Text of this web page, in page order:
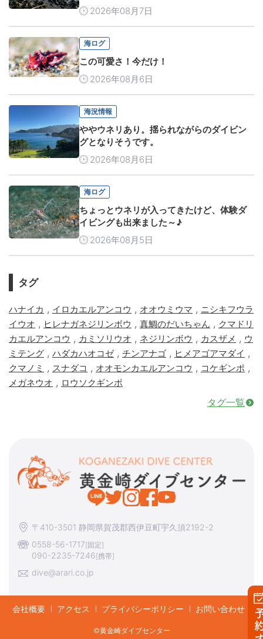
2026年08月7日
海ログ
この可愛さ！今だけ！
2026年08月6日
海況情報
ややウネリあり。揺られながらのダイビン
グとなりそうです。
2026年08月6日
海ログ
ちょっとウネリが入ってきたけど、体験ダ
イビングも出来ました～♪
2026年08月5日
タグ
ハナイカ , イロカエルアンコウ , オオウミウマ , ニシキフウラ
イウオ , ヒレナガネジリンボウ , 真鯛のだいちゃん , クマドリ
カエルアンコウ , カミソリウオ , ネジリンボウ , カスザメ , ウ
ミテング , ハダカハオコゼ, チンアナゴ , ヒメアゴアマダイ ,
クマノミ , スナダコ , オオモンカエルアンコウ , コケギンポ ,
メガネウオ , ロウソクギンポ
タグ一覧
〒410-3501 静岡県賀茂郡西伊豆町宇久須2192-2
0558-56-1717[固定]
090-2235-7246[携帯]
dive@arari.co.jp
会社概要 アクセス プライバシーポリシー お問い合わせ
©︎黄金崎ダイブセンター